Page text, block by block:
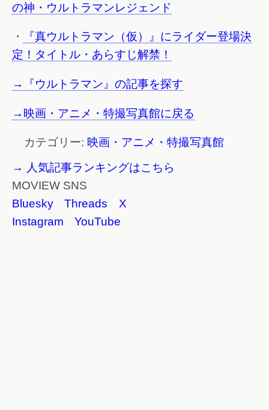
の神・ウルトラマンレジェンド
・
『真ウルトラマン（仮）』にライダー登場決
定！タイトル・あらすじ解禁！
→『ウルトラマン』の記事を探す
→映画・アニメ・特撮写真館に戻る
カテゴリー: 映画・アニメ・特撮写真館
→ 人気記事ランキングはこちら
MOVIEW SNS
Bluesky
Threads
X
Instagram
YouTube